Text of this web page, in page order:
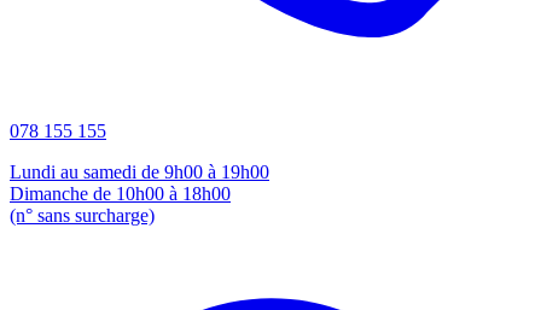
078 155 155
Lundi au samedi de 9h00 à 19h00
Dimanche de 10h00 à 18h00
(n° sans surcharge)